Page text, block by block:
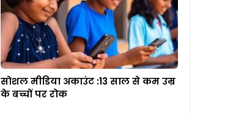
सोशल मीडिया अकाउंट :13 साल से कम उम्र
के बच्चों पर रोक